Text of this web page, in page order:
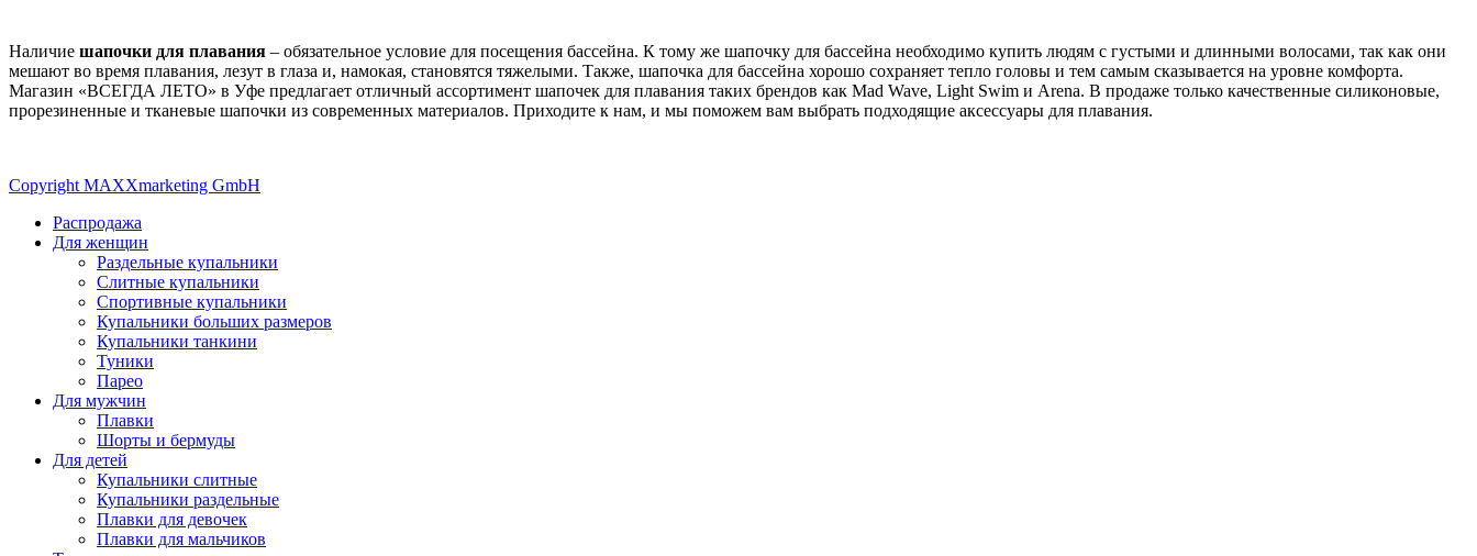
Наличие шапочки для плавания – обязательное условие для посещения бассейна. К тому же шапочку для бассейна необходимо купить людям с густыми и длинными волосами, так как они
мешают во время плавания, лезут в глаза и, намокая, становятся тяжелыми. Также, шапочка для бассейна хорошо сохраняет тепло головы и тем самым сказывается на уровне комфорта.
Магазин «ВСЕГДА ЛЕТО» в Уфе предлагает отличный ассортимент шапочек для плавания таких брендов как Mad Wave, Light Swim и Arena. В продаже только качественные силиконовые,
прорезиненные и тканевые шапочки из современных материалов. Приходите к нам, и мы поможем вам выбрать подходящие аксессуары для плавания.
Copyright MAXXmarketing GmbH
Распродажа
Для женщин
Раздельные купальники
Слитные купальники
Спортивные купальники
Купальники больших размеров
Купальники танкини
Туники
Парео
Для мужчин
Плавки
Шорты и бермуды
Для детей
Купальники слитные
Купальники раздельные
Плавки для девочек
Плавки для мальчиков